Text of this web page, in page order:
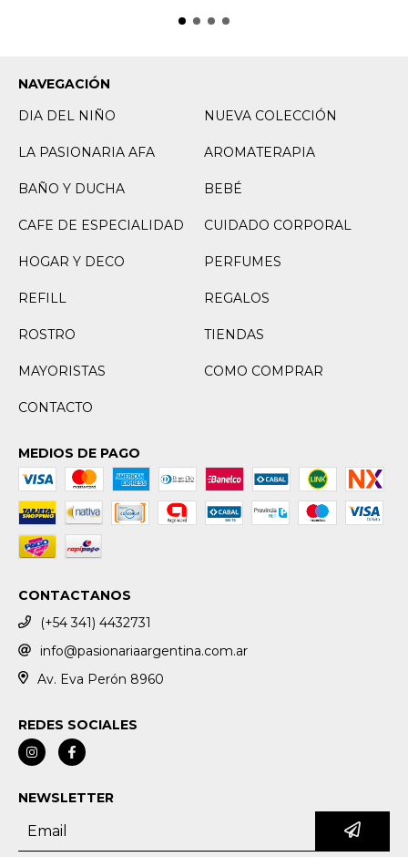
NAVEGACIÓN
DIA DEL NIÑO
NUEVA COLECCIÓN
LA PASIONARIA AFA AROMATERAPIA
BAÑO Y DUCHA BEBÉ
CAFE DE ESPECIALIDAD CUIDADO CORPORAL
HOGAR Y DECO PERFUMES
REFILL REGALOS
ROSTRO TIENDAS
MAYORISTAS COMO COMPRAR
CONTACTO
MEDIOS DE PAGO
CONTACTANOS
(+54 341) 4432731
info@pasionariaargentina.com.ar
Av. Eva Perón 8960
REDES SOCIALES
NEWSLETTER